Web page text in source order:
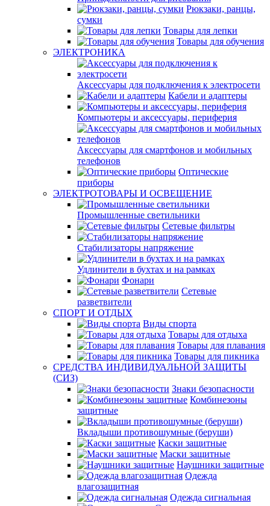
Рюкзаки, ранцы,
сумки
Товары для лепки
Товары для обучения
ЭЛЕКТРОНИКА
Аксессуары для подключения к электросети
Кабели и адаптеры
Компьютеры и аксессуары, периферия
Аксессуары для смартфонов и мобильных
телефонов
Оптические
приборы
ЭЛЕКТРОТОВАРЫ И ОСВЕЩЕНИЕ
Промышленные светильники
Сетевые фильтры
Стабилизаторы напряжение
Удлинители в бухтах и на рамках
Фонари
Сетевые
разветвители
СПОРТ И ОТДЫХ
Виды спорта
Товары для отдыха
Товары для плавания
Товары для пикника
СРЕДСТВА ИНДИВИДУАЛЬНОЙ ЗАЩИТЫ
(СИЗ)
Знаки безопасности
Комбинезоны
защитные
Вкладыши противошумные (беруши)
Каски защитные
Маски защитные
Наушники защитные
Одежда
влагозащитная
Одежда сигнальная